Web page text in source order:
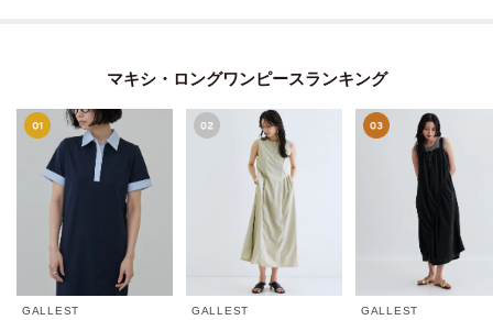
マキシ・ロングワンピースランキング
GALLEST
GALLEST
GALLEST